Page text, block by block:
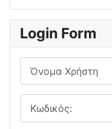
Login Form
Όνομα Χρήστη